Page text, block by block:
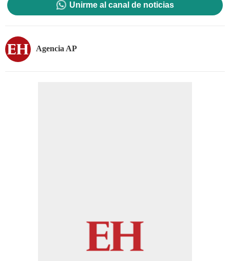
Unirme al canal de noticias
Agencia AP